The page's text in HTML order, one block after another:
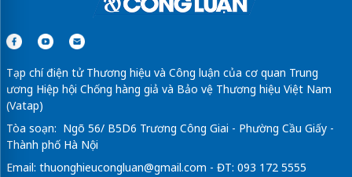
Tạp chí điện tử Thương hiệu và Công luận của cơ quan Trung
ương Hiệp hội Chống hàng giả và Bảo vệ Thương hiệu Việt Nam
(Vatap)
Tòa soạn: Ngõ 56/ B5D6 Trương Công Giai - Phường Cầu Giấy -
Thành phố Hà Nội
Email: thuonghieucongluan@gmail.com - ĐT: 093 172 5555